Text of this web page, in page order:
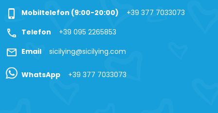
phone_iphone Mobiltelefon (9:00-20:00) +39 377 7033073
call Telefon +39 095 2265853
mail Email sicilying@sicilying.com
WhatsApp +39 377 7033073